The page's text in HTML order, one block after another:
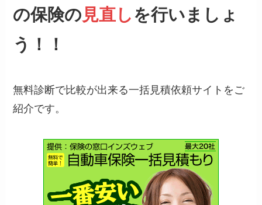
の保険の 見直し を行いましょ
う！！
無料診断で比較が出来る一括見積依頼サイトをご
紹介です。